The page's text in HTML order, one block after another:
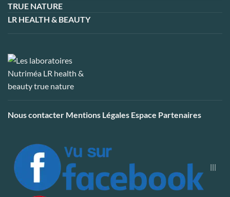
TRUE NATURE
LR HEALTH & BEAUTY
Nous contacter Mentions Légales Espace Partenaires
|||